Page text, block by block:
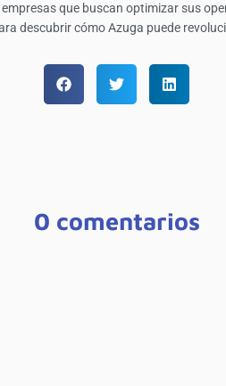
que buscan optimizar sus
descubrir cómo Azuga puede
0 comentarios